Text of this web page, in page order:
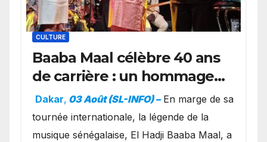
CULTURE
Baaba Maal célèbre 40 ans
de carrière : un hommage
exceptionnel à Oslo en
présence de la famille
royale.
Dakar, 03 Août (SL-INFO) – ​En marge de sa
tournée internationale, la légende de la
musique sénégalaise, El Hadji Baaba Maal, a